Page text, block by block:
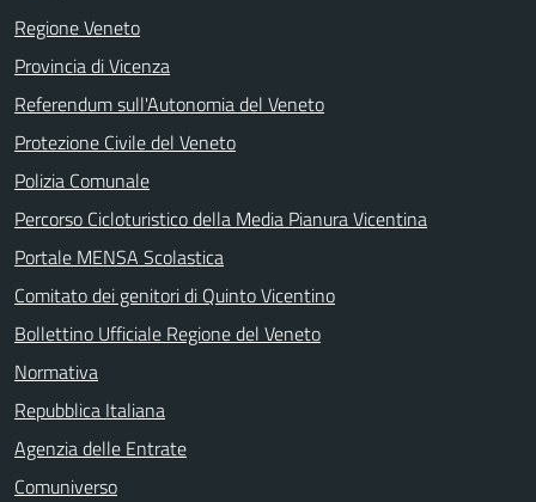
Regione Veneto
Provincia di Vicenza
Referendum sull'Autonomia del Veneto
Protezione Civile del Veneto
Polizia Comunale
Percorso Cicloturistico della Media Pianura Vicentina
Portale MENSA Scolastica
Comitato dei genitori di Quinto Vicentino
Bollettino Ufficiale Regione del Veneto
Normativa
Repubblica Italiana
Agenzia delle Entrate
Comuniverso